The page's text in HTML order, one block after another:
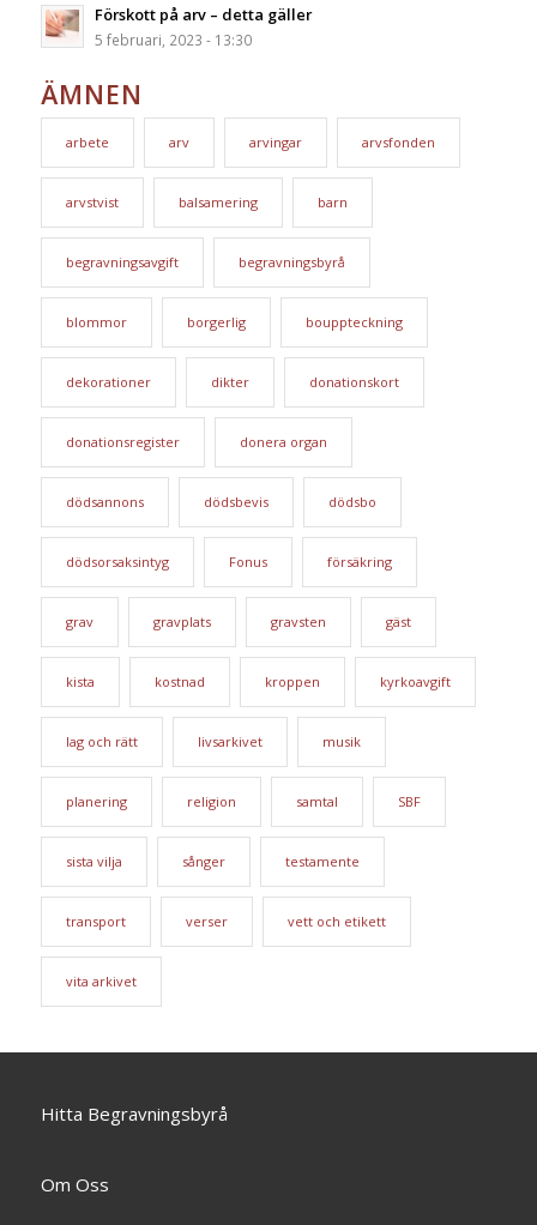
Förskott på arv – detta gäller
5 februari, 2023 - 13:30
ÄMNEN
arbete arv arvingar arvsfonden
arvstvist balsamering barn
begravningsavgift begravningsbyrå
blommor borgerlig bouppteckning
dekorationer dikter donationskort
donationsregister donera organ
dödsannons dödsbevis dödsbo
dödsorsaksintyg Fonus försäkring
grav gravplats gravsten gäst
kista kostnad kroppen kyrkoavgift
lag och rätt livsarkivet musik
planering religion samtal SBF
sista vilja sånger testamente
transport verser vett och etikett
vita arkivet
Hitta Begravningsbyrå
Om Oss